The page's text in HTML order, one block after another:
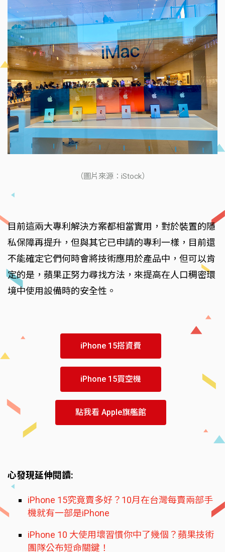
（圖片來源：iStock）
目前這兩大專利解決方案都相當實用，對於裝置的隱
私保障再提升，但與其它已申請的專利一樣，目前還
不能確定它們何時會將技術應用於產品中，但可以肯
定的是，蘋果正努力尋找方法，來提高在人口稠密環
境中使用設備時的安全性。
iPhone 15搭資費
iPhone 15買空機
點我看 Apple旗艦館
心發現延伸閱讀:
iPhone 15究竟賣多好？10月在台灣每賣兩部手
機就有一部是iPhone
iPhone 10 大使用壞習慣你中了幾個？蘋果技術
團隊公布短命關鍵！